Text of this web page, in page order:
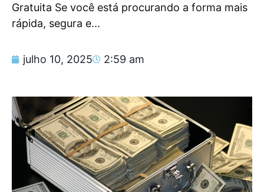
Gratuita Se você está procurando a forma mais
rápida, segura e...
julho 10, 2025 2:59 am